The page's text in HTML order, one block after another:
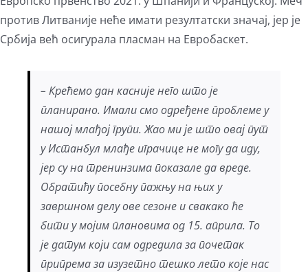
против Литваније неће имати резултатски значај, јер је
Србија већ осигурала пласман на Евробаскет.
– Крећемо дан касније него што је
планирано. Имали смо одређене проблеме у
нашој млађој групи. Жао ми је што овај пут
у Истанбул млађе играчице не могу да иду,
јер су на тренинзима показале да вреде.
Обратићу посебну пажњу на њих у
завршном делу ове сезоне и свакако ће
бити у мојим плановима од 15. априла. То
је датум који сам одредила за почетак
припрема за изузетно тешко лето које нас